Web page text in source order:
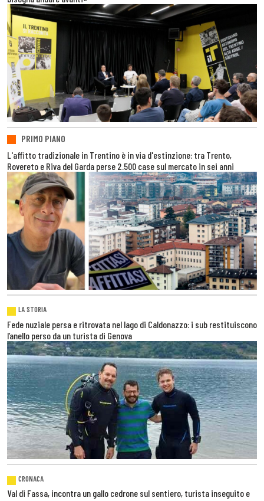
PRIMO PIANO
L'affitto tradizionale in Trentino è in via d'estinzione: tra Trento,
Rovereto e Riva del Garda perse 2.500 case sul mercato in sei anni
LA STORIA
Fede nuziale persa e ritrovata nel lago di Caldonazzo: i sub restituiscono
l’anello perso da un turista di Genova
CRONACA
Val di Fassa, incontra un gallo cedrone sul sentiero, turista inseguito e